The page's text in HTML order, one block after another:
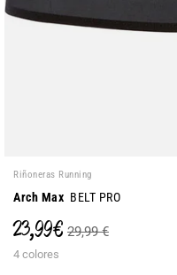
Riñoneras Running
Arch Max BELT PRO
23,99 € 29,99 €
4 colores